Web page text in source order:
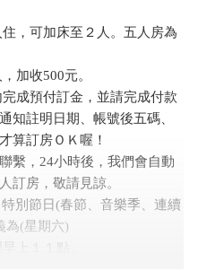
，可加床至２人。五人房為
加收500元。
成預付訂金，並請完成付款
知註明日期、帳號後五碼、
算訂房ＯＫ喔！
繫，24小時後，我們會自動
訂房，敬請見諒。
別節日(春節、音樂季、連續
為(星期六)